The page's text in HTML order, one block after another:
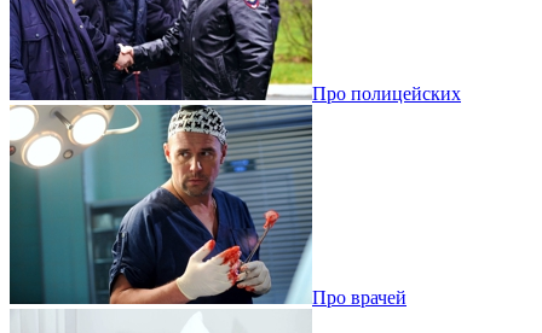
Про полицейских
Про врачей